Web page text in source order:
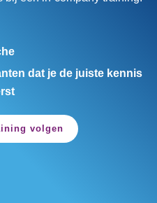
dat je de juiste kennis
volgen